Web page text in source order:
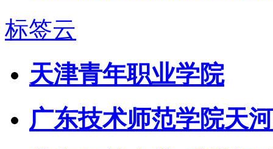
标签云
天津青年职业学院
广东技术师范学院天